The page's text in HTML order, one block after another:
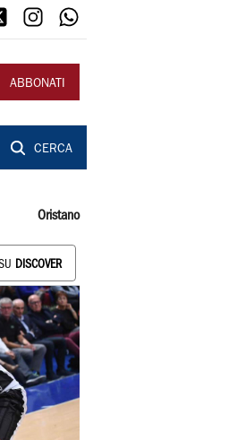
ABBONATI
CERCA
Oristano
DISCOVER